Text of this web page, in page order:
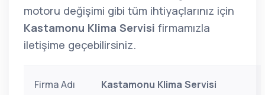
motoru değişimi gibi tüm ihtiyaçlarınız için
Kastamonu Klima Servisi firmamızla
iletişime geçebilirsiniz.
Firma Adı Kastamonu Klima Servisi